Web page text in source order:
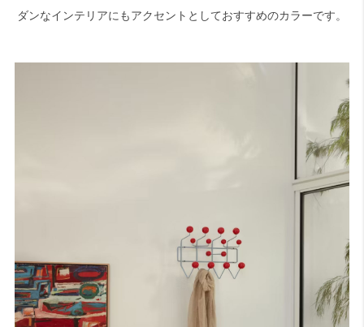
ダンなインテリアにもアクセントとしておすすめのカラーです。